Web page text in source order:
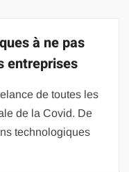
à ne pas
entreprises
de toutes les
de la Covid. De
technologiques